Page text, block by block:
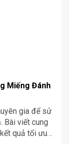
Miếng Đánh
gia để sử
Bài viết cung
quả tối ưu